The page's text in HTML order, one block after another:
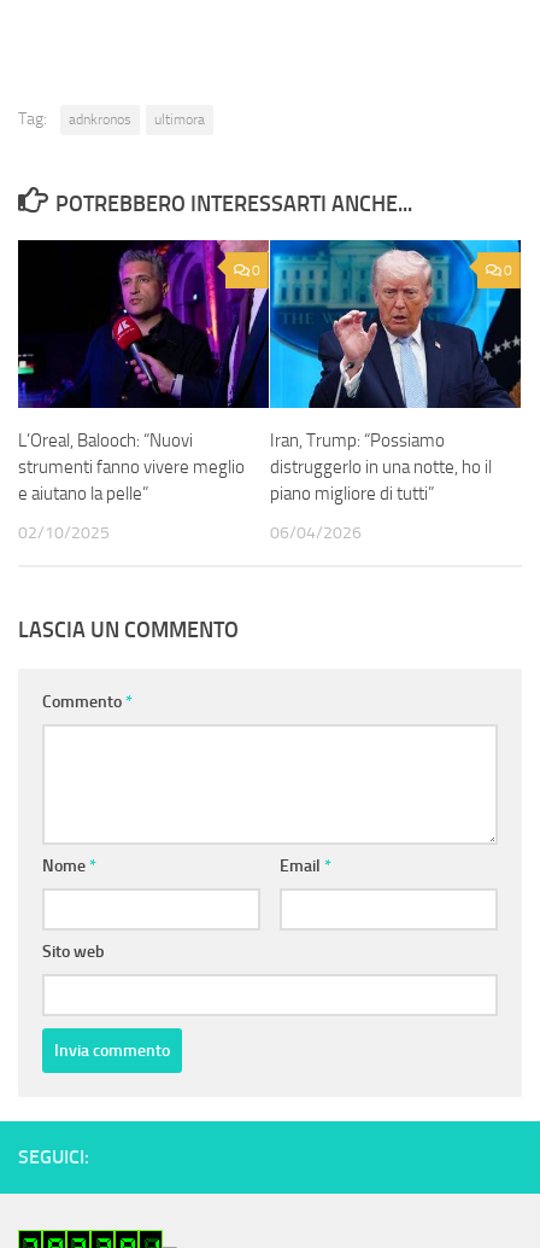
Tag: adnkronos ultimora
POTREBBERO INTERESSARTI ANCHE...
0
L’Oreal, Balooch: “Nuovi
strumenti fanno vivere meglio
e aiutano la pelle”
02/10/2025
0
Iran, Trump: “Possiamo
distruggerlo in una notte, ho il
piano migliore di tutti”
06/04/2026
LASCIA UN COMMENTO
Commento*
Nome* Email *
Sito web
SEGUICI: